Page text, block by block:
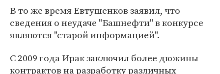
В то же время Евтушенков заявил, что
сведения о неудаче "Башнефти" в конкурсе
являются "старой информацией".
С 2009 года Ирак заключил более дюжины
контрактов на разработку различных